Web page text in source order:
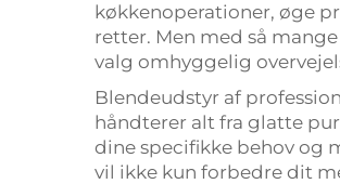
køkkenoperationer, øge
retter. Men med så
valg omhyggelig
Blendeudstyr af
håndterer alt fra glatte
dine specifikke behov og
vil ikke kun forbedre dit